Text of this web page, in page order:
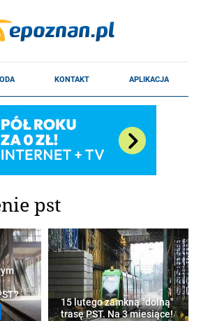
pst
15 lutego zamkną "dolną"
trasę PST. Na 3 miesiące!